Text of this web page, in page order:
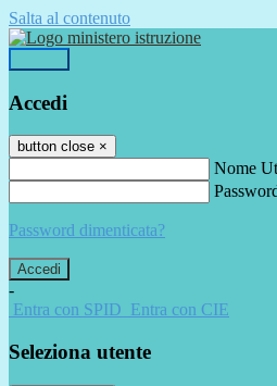
Salta al contenuto
Accedi
button close ×
Nome
Password dimenticata?
-
Entra con SPID Entra con CIE
Seleziona utente